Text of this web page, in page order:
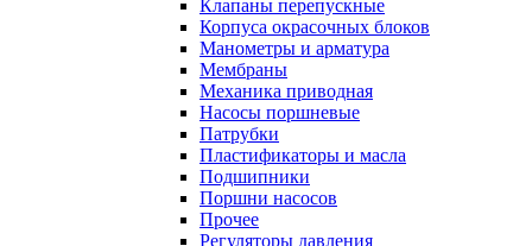
Клапаны перепускные
Корпуса окрасочных блоков
Манометры и арматура
Мембраны
Механика приводная
Насосы поршневые
Патрубки
Пластификаторы и масла
Подшипники
Поршни насосов
Прочее
Регуляторы давления